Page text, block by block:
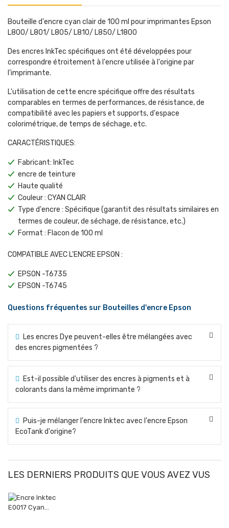
Bouteille d'encre cyan clair de 100 ml pour imprimantes Epson
L800/ L801/ L805/ L810/ L850/ L1800
Des encres InkTec spécifiques ont été développées pour
correspondre étroitement à l'encre utilisée à l'origine par
l'imprimante.
L'utilisation de cette encre spécifique offre des résultats
comparables en termes de performances, de résistance, de
compatibilité avec les papiers et supports, d'espace
colorimétrique, de temps de séchage, etc.
CARACTÉRISTIQUES:
Fabricant: InkTec
encre de teinture
Haute qualité
Couleur : CYAN CLAIR
Type d'encre : Spécifique (garantit des résultats similaires en
termes de couleur, de séchage, de résistance, etc.)
Format : Flacon de 100 ml
COMPATIBLE AVEC L'ENCRE EPSON :
EPSON -T6735
EPSON -T6745
Questions fréquentes sur Bouteilles d'encre Epson
Les encres Dye peuvent-elles être mélangées avec
des encres pigmentées ?
Est-il possible d'utiliser des encres à pigments et à
colorants dans la même imprimante ?
Puis-je mélanger l'encre Inktec avec l'encre Epson
EcoTank d'origine?
LES DERNIERS PRODUITS QUE VOUS AVEZ VUS